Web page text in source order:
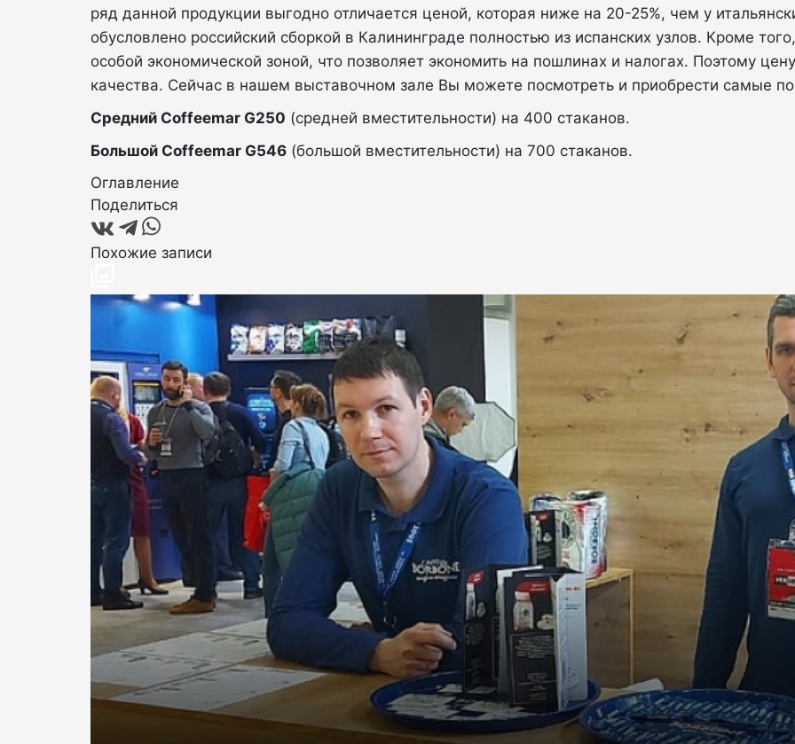
ряд данной продукции выгодно отличается ценой, которая ниже на 20-25%, чем у
обусловлено российский сборкой в Калининграде полностью из испанских узлов. Кроме
особой экономической зоной, что позволяет экономить на пошлинах и налогах. Поэтому
качества. Сейчас в нашем выставочном зале Вы можете посмотреть и приобрести самые
Средний Coffeemar G250 (средней вместительности) на 400 стаканов.
Большой Coffeemar G546 (большой вместительности) на 700 стаканов.
Оглавление
Поделиться
Похожие записи